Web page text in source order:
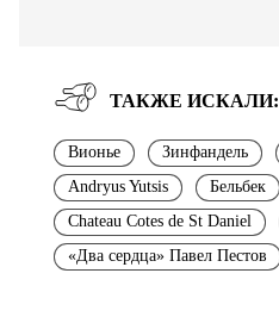
ТАКЖЕ ИСКАЛИ:
Вионье Зинфандель
Andryus Yutsis
Бельбек
Chateau Cotes de St Daniel
«Два сердца» Павел Пестов